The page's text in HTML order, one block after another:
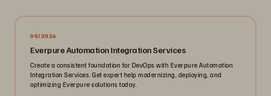
05/2026
Everpure Automation Integration Services
Create a consistent foundation for DevOps with Everpure Automation
Integration Services. Get expert help modernizing, deploying, and
optimizing Everpure solutions today.